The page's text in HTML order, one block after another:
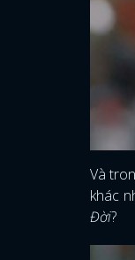
Và
khác
Đời?